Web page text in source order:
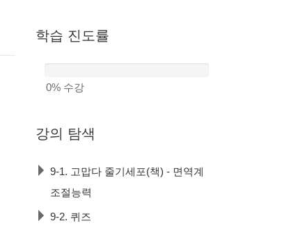
학습 진도률
0% 수강
강의 탐색
9-1. 고맙다 줄기세포(책) - 면역계
조절능력
9-2. 퀴즈